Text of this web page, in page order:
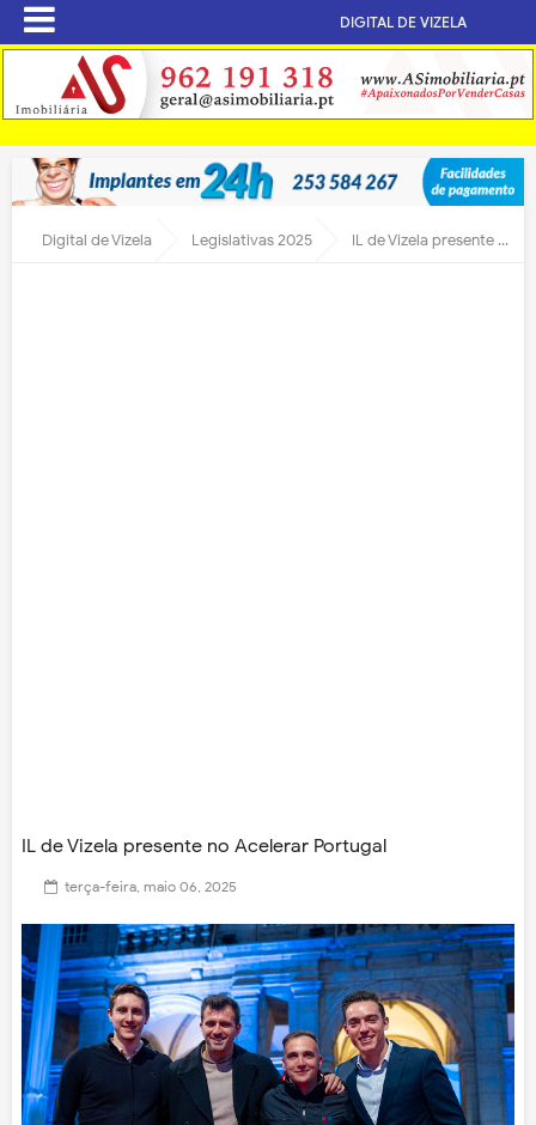
DIGITAL DE VIZELA
Digital de Vizela Legislativas 2025 IL de Vizela presente no Acelerar Portugal
IL de Vizela presente no Acelerar Portugal
terça-feira, maio 06, 2025